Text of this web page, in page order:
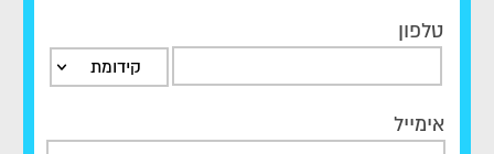
טלפון
קידומת
אימייל